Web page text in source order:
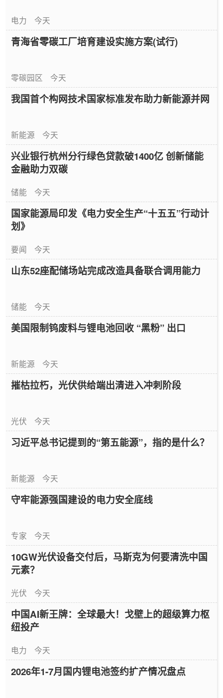
电力 今天
青海省零碳工厂培育建设实施方案(试行)
零碳园区 今天
我国首个构网技术国家标准发布助力新能源并网
新能源 今天
兴业银行杭州分行绿色贷款破1400亿 创新储能
金融助力双碳
储能 今天
国家能源局印发《电力安全生产“十五五”行动计
划》
要闻 今天
山东52座配储场站完成改造具备联合调用能力
储能 今天
美国限制钨废料与锂电池回收 “黑粉” 出口
新能源 今天
摧枯拉朽，光伏供给端出清进入冲刺阶段
光伏 今天
习近平总书记提到的“第五能源”，指的是什么？
新能源 今天
守牢能源强国建设的电力安全底线
专家 今天
10GW光伏设备交付后，马斯克为何要清洗中国
元素？
光伏 今天
中国AI新王牌：全球最大！戈壁上的超级算力枢
纽投产
电力 今天
2026年1-7月国内锂电池签约扩产情况盘点